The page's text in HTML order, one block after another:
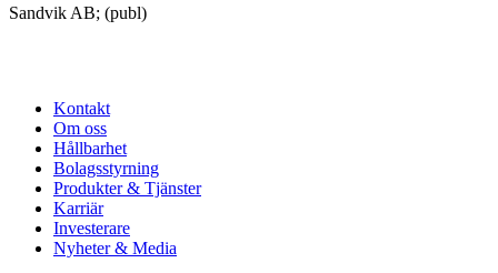
Sandvik AB; (publ)
Kontakt
Om oss
Hållbarhet
Bolagsstyrning
Produkter & Tjänster
Karriär
Investerare
Nyheter & Media